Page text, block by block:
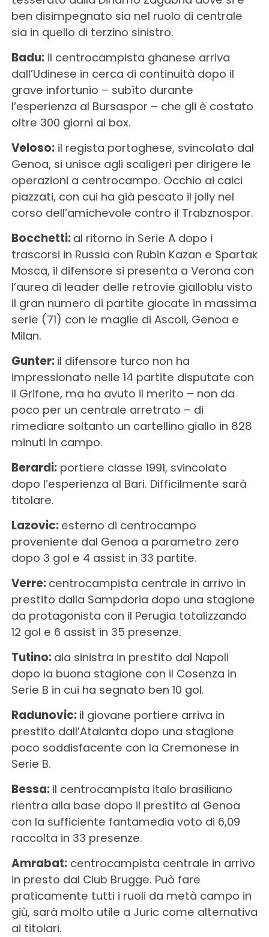
ben disimpegnato sia nel ruolo di centrale
sia in quello di terzino sinistro.
Badu:il centrocampista ghanese arriva
dall’Udinese in cerca di continuità dopo il
grave infortunio – subìto durante
l’esperienza al Bursaspor – che gli è costato
oltre 300 giorni ai box.
Veloso:il regista portoghese, svincolato dal
Genoa, si unisce agli scaligeri per dirigere le
operazioni a centrocampo. Occhio ai calci
piazzati, con cui ha già pescato il jolly nel
corso dell’amichevole contro il Trabznospor.
Bocchetti: al ritorno in Serie A dopo i
trascorsi in Russia con Rubin Kazan e Spartak
Mosca, il difensore si presenta a Verona con
l’aurea di leader delle retrovie gialloblu visto
il gran numero di partite giocate in massima
serie (71) con le maglie di Ascoli, Genoa e
Milan.
Gunter: il difensore turco non ha
impressionato nelle 14 partite disputate con
il Grifone, ma ha avuto il merito – non da
poco per un centrale arretrato – di
rimediare soltanto un cartellino giallo in 828
minuti in campo.
Berardi:portiere classe 1991, svincolato
dopo l’esperienza al Bari. Difficilmente sarà
titolare.
Lazovic: esterno di centrocampo
proveniente dal Genoa a parametro zero
dopo 3 gol e 4 assist in 33 partite.
Verre: centrocampista centrale in arrivo in
prestito dalla Sampdoria dopo una stagione
da protagonista con il Perugia totalizzando
12 gol e 6 assist in 35 presenze.
Tutino: ala sinistra in prestito dal Napoli
dopo la buona stagione con il Cosenza in
Serie B in cui ha segnato ben 10 gol.
Radunovic: il giovane portiere arriva in
prestito dall’Atalanta dopo una stagione
poco soddisfacente con la Cremonese in
Serie B.
Bessa: il centrocampista italo brasiliano
rientra alla base dopo il prestito al Genoa
con la sufficiente fantamedia voto di 6,09
raccolta in 33 presenze.
Amrabat:centrocampista centrale in arrivo
in presto dal Club Brugge. Può fare
praticamente tutti i ruoli da metà campo in
giù, sarà molto utile a Juric come alternativa
ai titolari.